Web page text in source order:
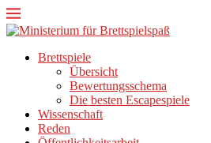
Brettspiele
Übersicht
Bewertungsschema
Die besten Escapespiele
Wissenschaft
Reden